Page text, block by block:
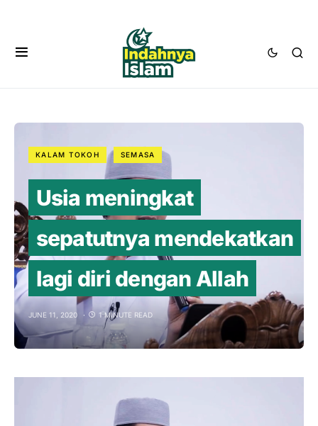
KALAM TOKOH SEMASA
Usia meningkat
sepatutnya mendekatkan
lagi diri dengan Allah
JUNE 11, 2020 1 MINUTE READ